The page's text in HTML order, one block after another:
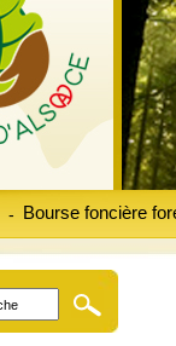
Bourse foncière
-